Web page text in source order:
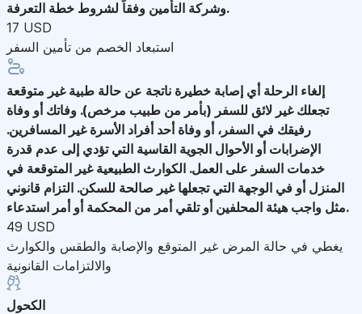
وشركة التأمين وفقاً لشروط خطة التعرفة.
17 USD
استبعاد الخصم من تأمين السفر
إلغاء الرحلة أي إصابة خطيرة ناتجة عن حالة طبية غير متوقعة
تجعلك غير لائق للسفر (بأمر من طبيب مرخص). وفاتك أو وفاة
رفيقك في السفر، أو وفاة أحد أفراد الأسرة غير المسافرين.
الإضرابات أو الأحوال الجوية القاسية التي تؤدي إلى عدم قدرة
خدمات السفر على العمل. الكوارث الطبيعية غير المتوقعة في
المنزل أو في الوجهة التي تجعلها غير صالحة للسكن. التزام قانوني
مثل واجب هيئة المحلفين أو تلقي أمر من المحكمة أو أمر استدعاء.
49 USD
يغطي في حالة المرض غير المتوقع والإصابة والطقس والكوارث
والالتزامات القانونية
الكحول